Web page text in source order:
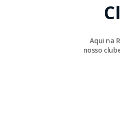
Aqui na
nosso